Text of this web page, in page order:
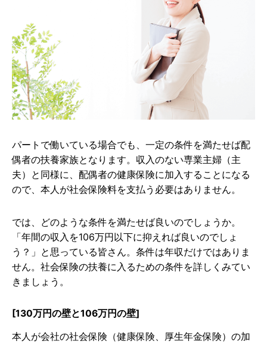
パートで働いている場合でも、一定の条件を満たせば配
偶者の扶養家族となります。収入のない専業主婦（主
夫）と同様に、配偶者の健康保険に加入することになる
ので、本人が社会保険料を支払う必要はありません。
では、どのような条件を満たせば良いのでしょうか。
「年間の収入を106万円以下に抑えれば良いのでしょ
う？」と思っている皆さん。条件は年収だけではありま
せん。社会保険の扶養に入るための条件を詳しくみてい
きましょう。
[130万円の壁と106万円の壁]
本人が会社の社会保険（健康保険、厚生年金保険）の加